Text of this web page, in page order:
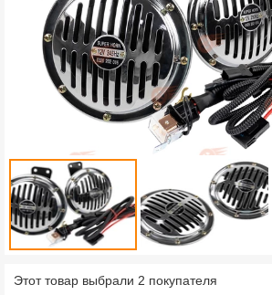
Этот товар выбрали 2 покупателя